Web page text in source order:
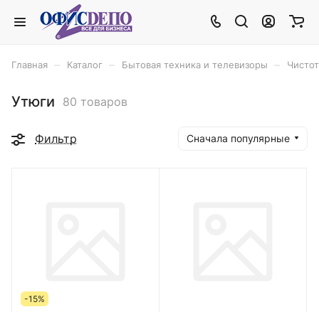
Главная Каталог Бытовая техника и телевизоры
Утюги 80 товаров
Фильтр Сначала популярные
-15%